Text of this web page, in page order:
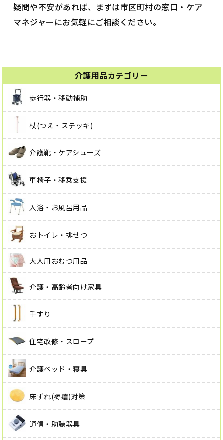
介護用品カテゴリー
歩行器・移動補助
杖(つえ・ステッキ)
介護靴・ケアシューズ
車椅子・移乗支援
入浴・お風呂用品
おトイレ・排せつ
大人用おむつ用品
介護・高齢者向け家具
手すり
住宅改修・スロープ
介護ベッド・寝具
床ずれ(褥瘡)対策
通信・助聴器具
疑問や不安があれば、まずは市区町村の窓口・ケア
マネジャーにお気軽にご相談ください。